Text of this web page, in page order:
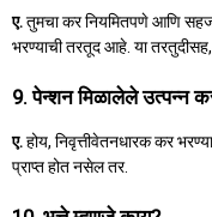
ए.तुमचा कर नियमितपणे आणि
भरण्याची तरतूद आहे. या
9. पेन्शन मिळालेले उत्पन्न
ए.होय, निवृत्तीवेतनधारक कर
प्राप्त होत नसेल तर.